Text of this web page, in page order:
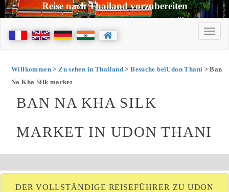
Reise nach Thailand vorzubereiten
Willkommen>Zu sehen in Thailand>Besuche beiUdon Thani > Ban
Na Kha Silk market
BAN NA KHA SILK
MARKET IN UDON THANI
DER VOLLSTÄNDIGE REISEFÜHRER ZU UDON